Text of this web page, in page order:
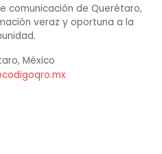
comunicación de Querétaro,
veraz y oportuna a la
México